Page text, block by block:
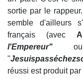
sortie par le
semble d'ailleurs
français (avec
l'Empereur"
"
réussi est produit